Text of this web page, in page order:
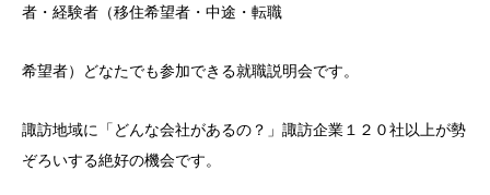
者・経験者（移住希望者・中途・転職
希望者）どなたでも参加できる就職説明会です。
諏訪地域に「どんな会社があるの？」諏訪企業１２０社以上が勢
ぞろいする絶好の機会です。